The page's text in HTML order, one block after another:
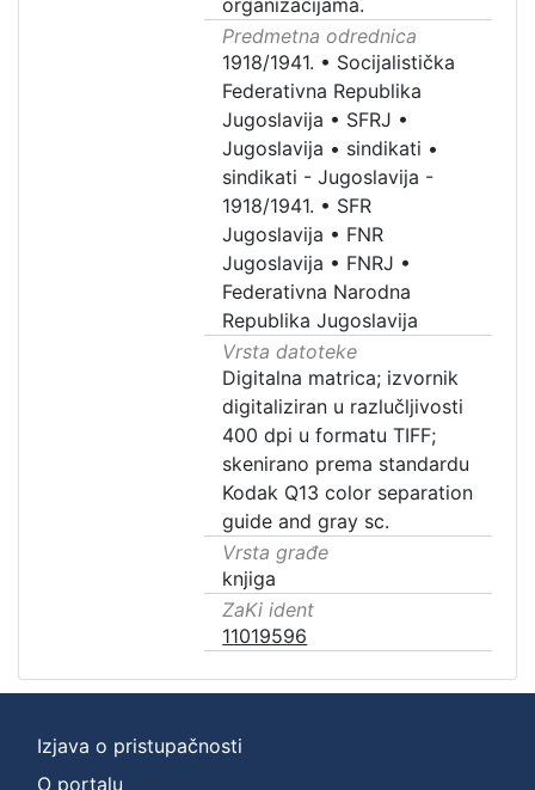
organizacijama.
Predmetna odrednica
1918/1941. • Socijalistička
Federativna Republika
Jugoslavija • SFRJ •
Jugoslavija • sindikati •
sindikati - Jugoslavija -
1918/1941. • SFR
Jugoslavija • FNR
Jugoslavija • FNRJ •
Federativna Narodna
Republika Jugoslavija
Vrsta datoteke
Digitalna matrica; izvornik
digitaliziran u razlučljivosti
400 dpi u formatu TIFF;
skenirano prema standardu
Kodak Q13 color separation
guide and gray sc.
Vrsta građe
knjiga
ZaKi ident
11019596
Izjava o pristupačnosti
O portalu